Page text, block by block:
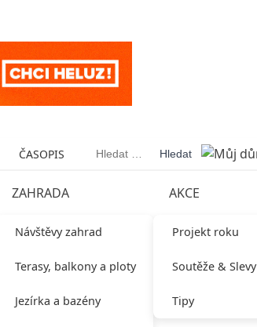
ČASOPIS Vyhledávání
ZAHRADA
Návštěvy zahrad
Terasy, balkony a ploty
Jezírka a bazény
AKCE
Projekt roku
Soutěže & Slevy
Tipy